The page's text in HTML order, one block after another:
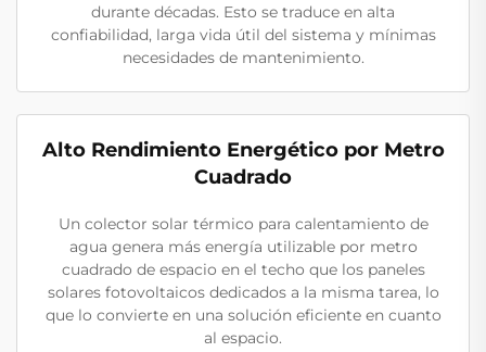
durante décadas. Esto se traduce en alta
confiabilidad, larga vida útil del sistema y mínimas
necesidades de mantenimiento.
Alto Rendimiento Energético por Metro
Cuadrado
Un colector solar térmico para calentamiento de
agua genera más energía utilizable por metro
cuadrado de espacio en el techo que los paneles
solares fotovoltaicos dedicados a la misma tarea, lo
que lo convierte en una solución eficiente en cuanto
al espacio.